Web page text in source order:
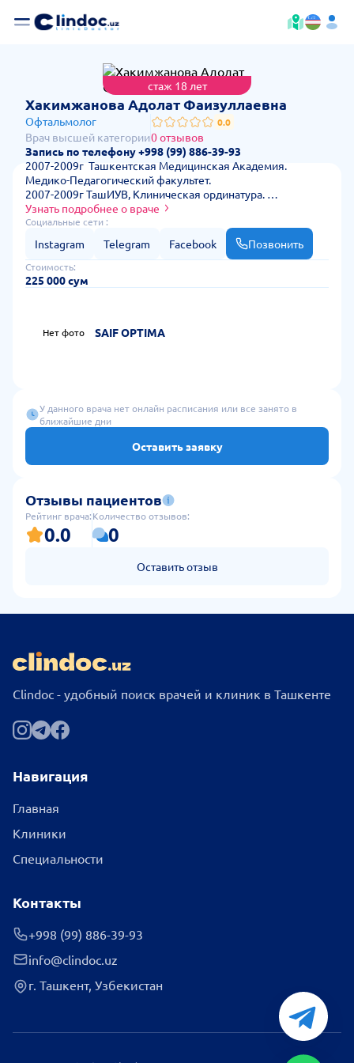
стаж 18 лет
Хакимжанова Адолат Фаизуллаевна
Офтальмолог
Врач высшей категории
0.0
0 отзывов
Запись по телефону +998 (99) 886-39-93
2007-2009г Ташкентская Медицинская Академия.
Медико-Педагогический факультет.
2007-2009г ТашИУВ, Клиническая ординатура.
2009-2017г Врач Офтальмолог ООО "Шифо-Нур Куз".
2015г прошла обучение по циклу "Факоэмульсификация
катаракты" в МНТК Екатеренбурге.
2017-2020 г врач офтальмолог ОА "Дори-Дармон"
2021-2022г проходила обучение на кафедре
офтальмологии в ТашИУВ.
офтальмологической конференции.
Узнать подробнее о враче
Социальные сети :
Instagram Telegram Facebook Позвонить
Стоимость:
225 000 сум
Нет фото SAIF OPTIMA
У данного врача нет онлайн расписания или все занято в
ближайшие дни
Оставить заявку
Отзывы пациентов
Рейтинг врача:
0.0
Количество отзывов:
0
Оставить отзыв
Clindoc - удобный поиск врачей и клиник в Ташкенте
Навигация
Главная
Клиники
Специальности
Контакты
+998 (99) 886-39-93
info@clindoc.uz
г. Ташкент, Узбекистан